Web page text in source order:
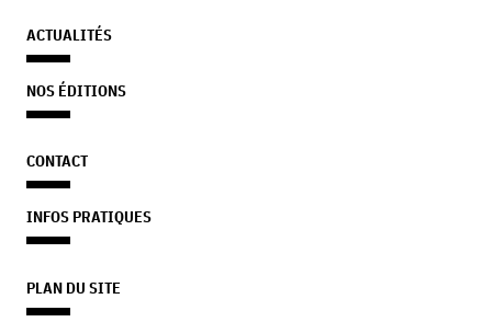
ACTUALITÉS
NOS ÉDITIONS
CONTACT
INFOS PRATIQUES
PLAN DU SITE